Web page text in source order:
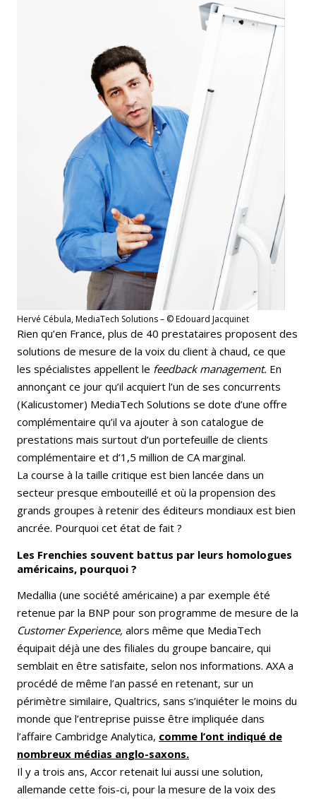
Hervé Cébula, MediaTech Solutions – © Edouard Jacquinet
Rien qu’en France, plus de 40 prestataires proposent des
solutions de mesure de la voix du client à chaud, ce que
les spécialistes appellent le feedback management. En
annonçant ce jour qu’il acquiert l’un de ses concurrents
(Kalicustomer) MediaTech Solutions se dote d’une offre
complémentaire qu’il va ajouter à son catalogue de
prestations mais surtout d’un portefeuille de clients
complémentaire et d’1,5 million de CA marginal.
La course à la taille critique est bien lancée dans un
secteur presque embouteillé et où la propension des
grands groupes à retenir des éditeurs mondiaux est bien
ancrée. Pourquoi cet état de fait ?
Les Frenchies souvent battus par leurs homologues
américains, pourquoi ?
Medallia (une société américaine) a par exemple été
retenue par la BNP pour son programme de mesure de la
Customer Experience, alors même que MediaTech
équipait déjà une des filiales du groupe bancaire, qui
semblait en être satisfaite, selon nos informations. AXA a
procédé de même l’an passé en retenant, sur un
périmètre similaire, Qualtrics, sans s’inquiéter le moins du
monde que l’entreprise puisse être impliquée dans
l’affaire Cambridge Analytica, comme l’ont indiqué de
nombreux médias anglo-saxons.
Il y a trois ans, Accor retenait lui aussi une solution,
allemande cette fois-ci, pour la mesure de la voix des